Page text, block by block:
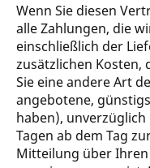
Wenn Sie diesen
alle Zahlungen, die
einschließlich der
zusätzlichen Kosten,
Sie eine andere Art
angebotene,
haben),
Tagen ab dem Tag
Mitteilung über